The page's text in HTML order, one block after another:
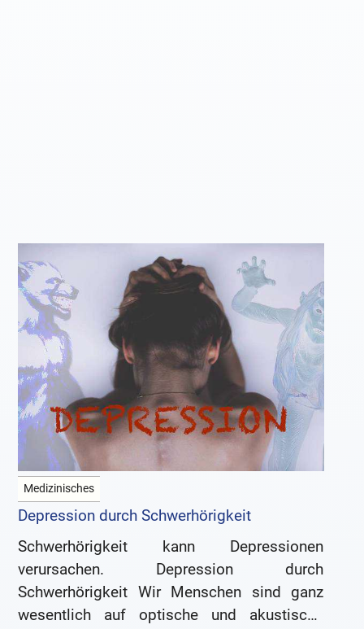
Medizinisches
Depression durch Schwerhörigkeit
Schwerhörigkeit kann Depressionen
verursachen. Depression durch
Schwerhörigkeit Wir Menschen sind ganz
wesentlich auf optische und akustische